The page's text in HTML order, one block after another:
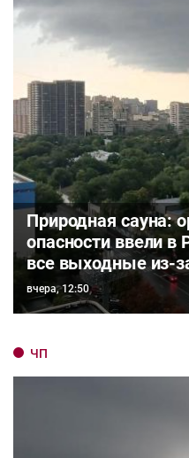
Природная сауна:
опасности ввели в
все выходные из-
вчера, 12:50
ЧП